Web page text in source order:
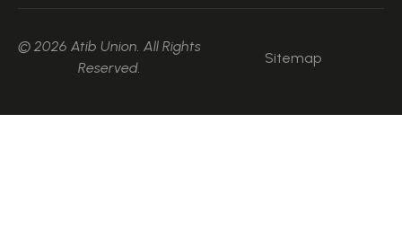
© 2026 Atib Union. All Rights
Reserved.
Sitemap